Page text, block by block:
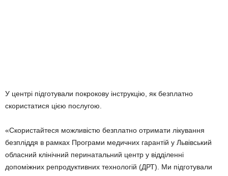
У центрі підготували покрокову інструкцію, як безплатно
скористатися цією послугою.
«Скористайтеся можливістю безплатно отримати лікування
безпліддя в рамках Програми медичних гарантій у Львівський
обласний клінічний перинатальний центр у відділенні
допоміжних репродуктивних технологій (ДРТ). Ми підготували